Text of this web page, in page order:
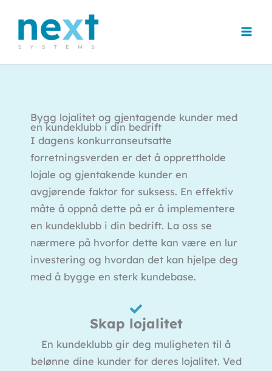
Bygg lojalitet og gjentagende kunder med
en kundeklubb i din bedrift
I dagens konkurranseutsatte
forretningsverden er det å opprettholde
lojale og gjentakende kunder en
avgjørende faktor for suksess. En effektiv
måte å oppnå dette på er å implementere
en kundeklubb i din bedrift. La oss se
nærmere på hvorfor dette kan være en lur
investering og hvordan det kan hjelpe deg
med å bygge en sterk kundebase.
Skap lojalitet
En kundeklubb gir deg muligheten til å
belønne dine kunder for deres lojalitet. Ved